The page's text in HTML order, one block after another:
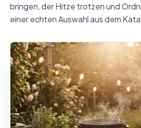
bringen, der Hitze trotzen und
einer echten Auswahl aus dem